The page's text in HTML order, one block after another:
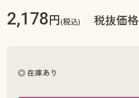
ご利用ガイド
よくある質問とお問い合わせ
2,178円(税込) 税抜価
◎ 在庫あり